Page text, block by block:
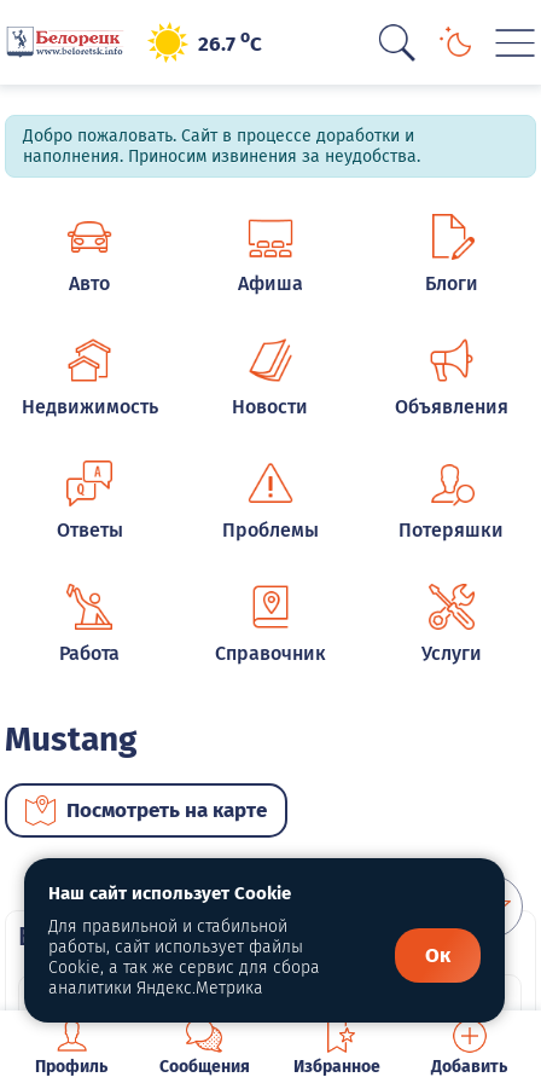
26.7oC
Добро пожаловать. Сайт в процессе доработки и
наполнения. Приносим извинения за неудобства.
Авто Афиша Блоги
Недвижимость Новости Объявления
Ответы Проблемы Потеряшки
Работа Справочник Услуги
Mustang
Посмотреть на карте
ВИП автомобили
Профиль Сообщения Избранное Добавить
Наш сайт использует Cookie
Для правильной и стабильной
работы, сайт использует файлы
Cookie, а так же сервис для сбора
аналитики Яндекс.Метрика
Ок